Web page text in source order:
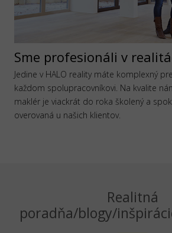
Sme profesionáli v
Jedine v HALO reality máte komplexný
každom spolupracovníkovi. Na kvalite
maklér je viackrát do roka školený a
overovaná u našich klientov.
Realitná
poradňa/blogy/